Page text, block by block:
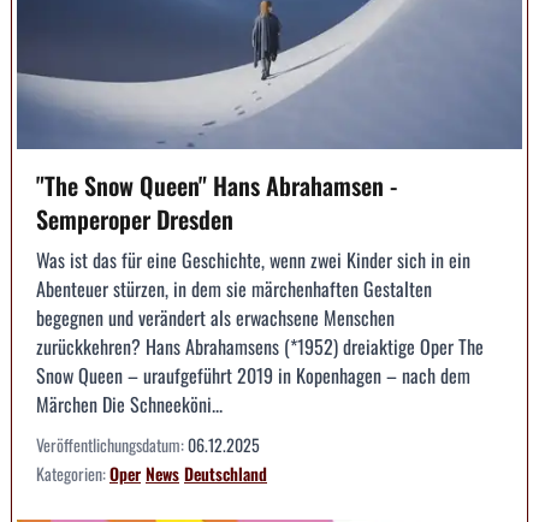
"The Snow Queen" Hans Abrahamsen -
Semperoper Dresden
Was ist das für eine Geschichte, wenn zwei Kinder sich in ein
Abenteuer stürzen, in dem sie märchenhaften Gestalten
begegnen und verändert als erwachsene Menschen
zurückkehren? Hans Abrahamsens (*1952) dreiaktige Oper The
Snow Queen – uraufgeführt 2019 in Kopenhagen – nach dem
Märchen Die Schneeköni...
Veröffentlichungsdatum:06.12.2025
Kategorien:OperNewsDeutschland